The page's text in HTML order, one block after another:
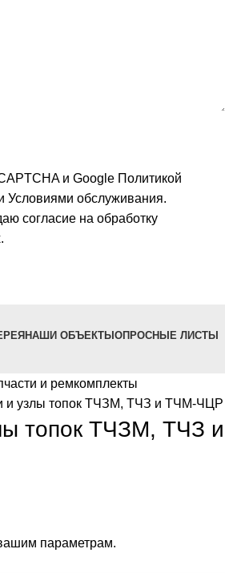
и Google Политикой
Условиями обслуживания.
согласие на обработку
.
НАШИ ОБЪЕКТЫ ОПРОСНЫЕ ЛИСТЫ
и ремкомплекты
и узлы топок ТЧЗМ, ТЧЗ и ТЧМ-ЧЦР
топок ТЧЗМ, ТЧЗ и
параметрам.